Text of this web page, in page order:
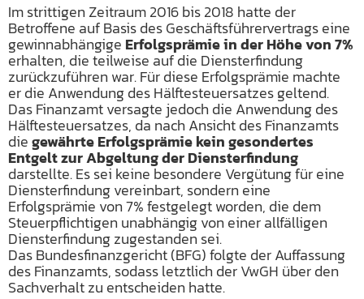
Im strittigen Zeitraum 2016 bis 2018 hatte der
Betroffene auf Basis des Geschäftsführervertrags eine
gewinnabhängige Erfolgsprämie in der Höhe von 7%
erhalten, die teilweise auf die Diensterfindung
zurückzuführen war. Für diese Erfolgsprämie machte
er die Anwendung des Hälftesteuersatzes geltend.
Das Finanzamt versagte jedoch die Anwendung des
Hälftesteuersatzes, da nach Ansicht des Finanzamts
diegewährte Erfolgsprämie kein gesondertes
Entgelt zur Abgeltung der Diensterfindung
darstellte. Es sei keine besondere Vergütung für eine
Diensterfindung vereinbart, sondern eine
Erfolgsprämie von 7% festgelegt worden, die dem
Steuerpflichtigen unabhängig von einer allfälligen
Diensterfindung zugestanden sei.
Das Bundesfinanzgericht (BFG) folgte der Auffassung
des Finanzamts, sodass letztlich der VwGH über den
Sachverhalt zu entscheiden hatte.